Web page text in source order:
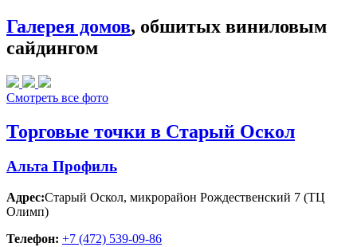
Галерея домов, обшитых виниловым
сайдингом
Смотреть все фото
Торговые точки в Старый Оскол
Альта Профиль
Адрес:Старый Оскол, микрорайон Рождественский 7 (ТЦ
Олимп)
Телефон: +7 (472) 539-09-86